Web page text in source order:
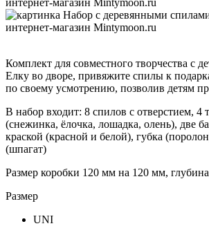
Комплект для совместного творчества с
Елку во дворе, привяжите спилы к
по своему усмотрению, позволив детям
В набор входит: 8 спилов с отверстием, 4
(снежинка, ёлочка, лошадка, олень), две
краской (красной и белой), губка
(шпагат)
Размер коробки 120 мм на 120 мм,
Размер
UNI